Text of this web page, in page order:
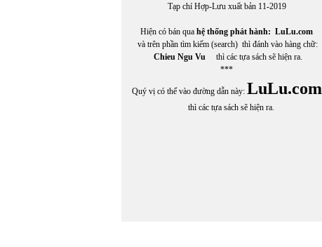
Tạp chí Hợp-Lưu xuất bản 11-2019
Hiện có bán qua hệ thống phát hành: LuLu.com
và trên phần tìm kiếm (search) thì đánh vào hàng chữ:
Chieu Ngu Vu thì các tựa sách sẽ hiện ra.
***
Quý vị có thể vào đường dẫn này: LuLu.com
thì các tựa sách sẽ hiện ra.